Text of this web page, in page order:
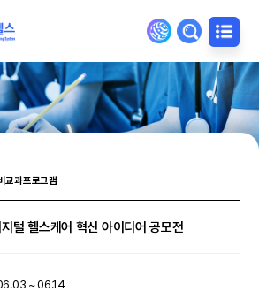
교과프로그램
털 헬스케어 혁신 아이디어 공모전
~ 06.14